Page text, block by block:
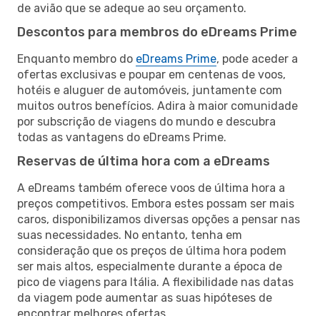
de avião que se adeque ao seu orçamento.
Descontos para membros do eDreams Prime
Enquanto membro do eDreams Prime, pode aceder a
ofertas exclusivas e poupar em centenas de voos,
hotéis e aluguer de automóveis, juntamente com
muitos outros benefícios. Adira à maior comunidade
por subscrição de viagens do mundo e descubra
todas as vantagens do eDreams Prime.
Reservas de última hora com a eDreams
A eDreams também oferece voos de última hora a
preços competitivos. Embora estes possam ser mais
caros, disponibilizamos diversas opções a pensar nas
suas necessidades. No entanto, tenha em
consideração que os preços de última hora podem
ser mais altos, especialmente durante a época de
pico de viagens para Itália. A flexibilidade nas datas
da viagem pode aumentar as suas hipóteses de